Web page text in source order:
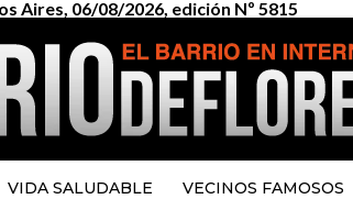
Aires, 06/08/2026, edición Nº 5815
VIDA SALUDABLE VECINOS FAMOSOS